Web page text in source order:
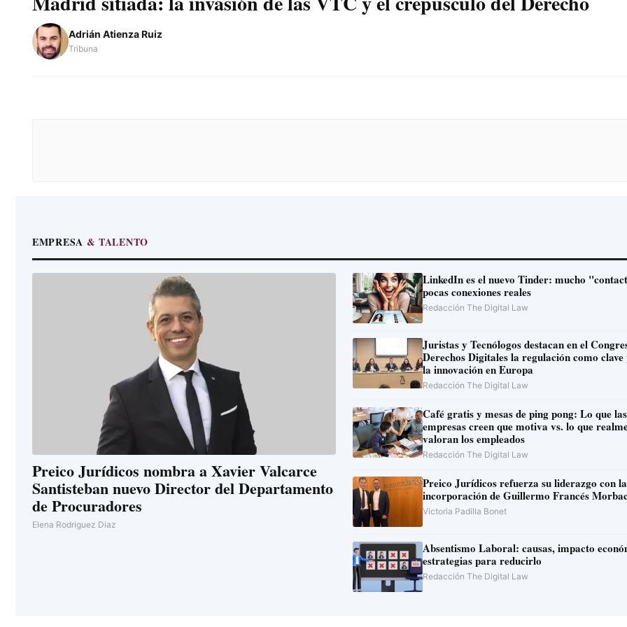
Adrián Atienza Ruiz
Tribuna
EMPRESA & TALENTO
Preico Jurídicos nombra a Xavier Valcarce
Santisteban nuevo Director del Departamento
de Procuradores
Elena Rodriguez Diaz
LinkedIn es el nuevo Tinder: mucho "contacto" y
pocas conexiones reales
Redacción The Digital Law
Juristas y Tecnólogos destacan en el Congreso de
Derechos Digitales la regulación como clave
la innovación en Europa
Redacción The Digital Law
Café gratis y mesas de ping pong: Lo que las
empresas creen que motiva vs. lo que
valoran los empleados
Redacción The Digital Law
Preico Jurídicos refuerza su liderazgo con la
incorporación de Guillermo Francés
Victoria Padilla Bonet
Absentismo Laboral: causas, impacto económico y
estrategias para reducirlo
Redacción The Digital Law